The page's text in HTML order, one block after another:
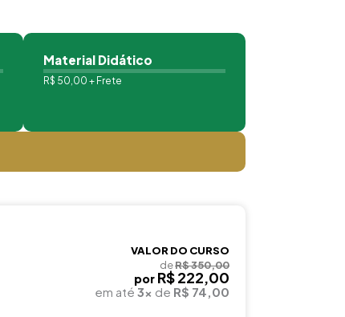
Material Didático
R$ 50,00 + Frete
VALOR DO CURSO
deR$ 350,00
por R$ 222,00
em até 3x de R$ 74,00